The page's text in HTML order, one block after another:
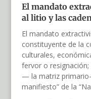
El mandato
al litio y las
El mandato
constituyente de la
culturales,
fervor o
— la matriz
manifiesto” de la